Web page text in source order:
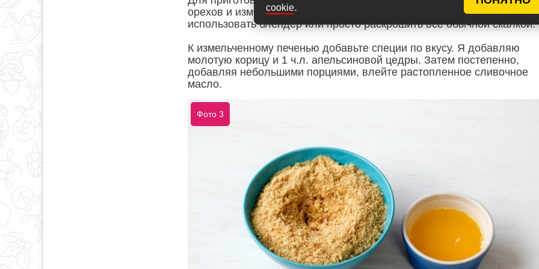
cookie.
орехов и измельчите все до состояния мелкой крошки. Можно
использовать блендер или просто раскрошить все обычной скалкой.
К измельченному печенью добавьте специи по вкусу. Я добавляю
молотую корицу и 1 ч.л. апельсиновой цедры. Затем постепенно,
добавляя небольшими порциями, влейте растопленное сливочное
масло.
Фото 3